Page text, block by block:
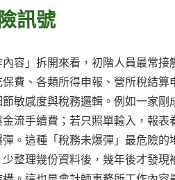
訊號
容」拆開來看，初階人員最常
費、各類所得申報、營所稅結
敏感度與稅務邏輯。例如一家
流手續費；若只照單輸入，報
。這種「稅務未爆彈」最危險
整理幾份資料後，幾年後才發